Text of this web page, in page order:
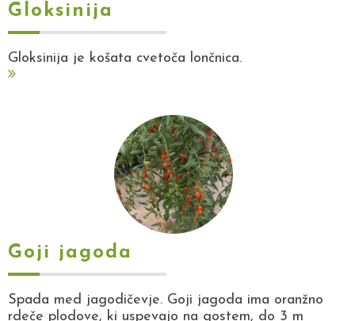
Gloksinija
Gloksinija je košata cvetoča lončnica.
Goji jagoda
Spada med jagodičevje. Goji jagoda ima oranžno
rdeče plodove, ki uspevajo na gostem, do 3 m